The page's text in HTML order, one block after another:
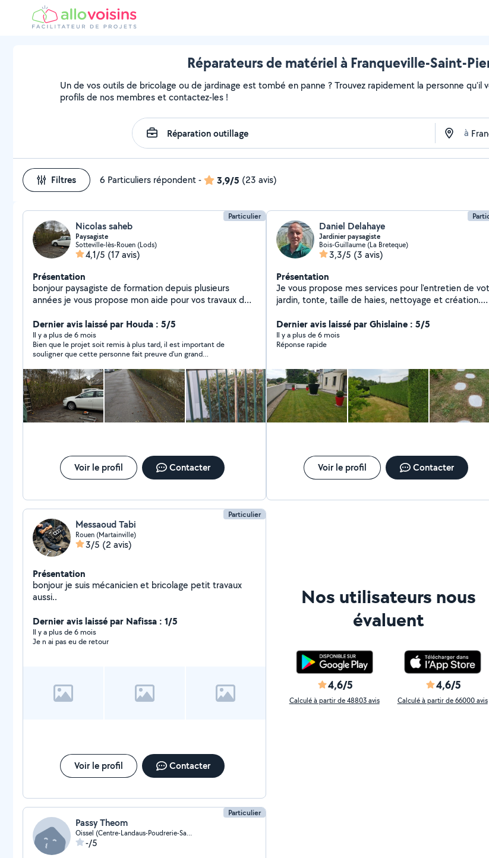
Réparateurs de matériel à Franqueville-Saint-
Un de vos outils de bricolage ou de jardinage est tombé en panne ? Trouvez rapidement la personne qu'il
profils de nos membres et contactez-les !
à
Filtres 6 Particuliers répondent- 3,9/5 (23 avis)
Particulier
Nicolas saheb
Paysagiste
Sotteville-lès-Rouen (Lods)
4,1/5 (17 avis)
Présentation
bonjour paysagiste de formation depuis plusieurs
années je vous propose mon aide pour vos travaux de
Dernier avis laissé par Houda : 5/5
Il y a plus de 6 mois
Bien que le projet soit remis à plus tard, il est important de
souligner que cette personne fait preuve d'un grand
nécessaire pour donner des conseils. Je recommande
Voir le profil Contacter
Daniel Delahaye
Jardinier paysagiste
Bois-Guillaume (La Breteque)
3,3/5 (3 avis)
Présentation
Je vous propose mes services pour l'entretien de
jardin, tonte, taille de haies, nettoyage et création.
tel ou votre mail . Pour plus de renseignements. Merci
cordialement
Dernier avis laissé par Ghislaine : 5/5
Il y a plus de 6 mois
Réponse rapide
Voir le profil Contacter
Particulier
Messaoud Tabi
Rouen (Martainville)
3/5 (2 avis)
Présentation
bonjour je suis mécanicien et bricolage petit travaux
aussi..
Dernier avis laissé par Nafissa : 1/5
Il y a plus de 6 mois
Je n ai pas eu de retour
Voir le profil Contacter
Nos utilisateurs nous
évaluent
4,6/5
Calculé à partir de 48803 avis
4,6/5
Calculé à partir de 66000 avis
Particulier
Passy Theom
Oissel (Centre-Landaus-Poudrerie-Sablonniere)
-/5